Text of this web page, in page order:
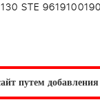
STE
путем